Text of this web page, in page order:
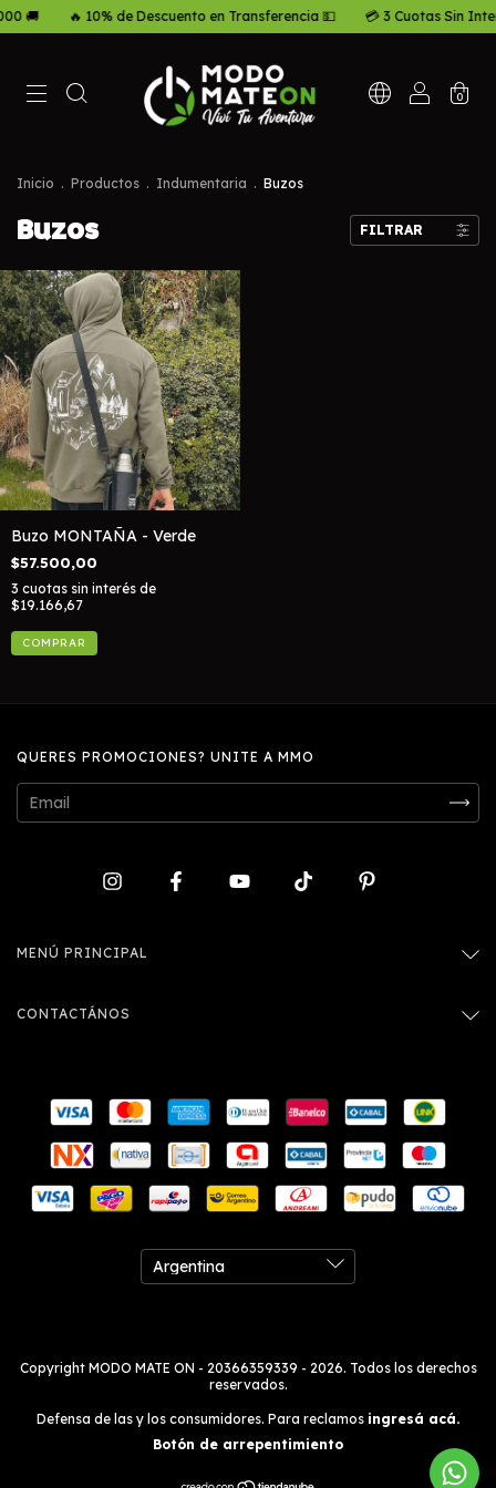
🚚 🔥 10% de Descuento en Transferencia 💵 💳 3 Cuotas Sin
0
Inicio . Productos . Indumentaria . Buzos
Buzos FILTRAR
Buzo MONTAÑA - Verde
$57.500,00
3 cuotas sin interés de
$19.166,67
QUERES PROMOCIONES? UNITE A MMO
MENÚ PRINCIPAL
CONTACTÁNOS
Copyright MODO MATE ON - 20366359339 - 2026. Todos los derechos
reservados.
Defensa de las y los consumidores. Para reclamos ingresá acá.
Botón de arrepentimiento